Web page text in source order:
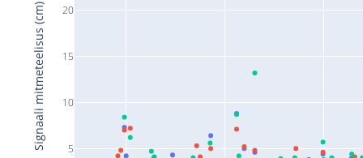
5
10
15
20
Signaali mitmeteelisus (cm)